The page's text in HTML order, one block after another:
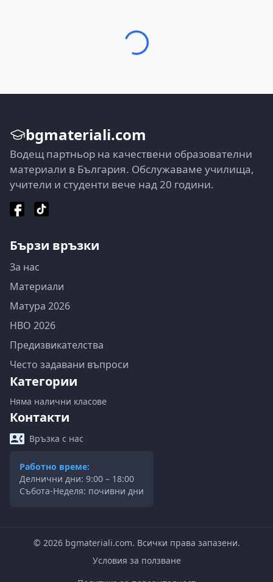
bgmateriali.com
Водещ партньор на качествени образователни
материали в България. Обслужаваме училища,
учители и студенти вече над 20 години.
Бързи връзки
За нас
Материали
Матура 2026
НВО 2026
Предизвикателства
Често задавани въпроси
Категории
Няма налични класове
Контакти
Връзка с нас
Работно време:
Делнични дни: 9:00 – 18:00
Събота-Неделя: почивни дни
© 2026bgmateriali.com. Всички права запазени.
Условия за ползване